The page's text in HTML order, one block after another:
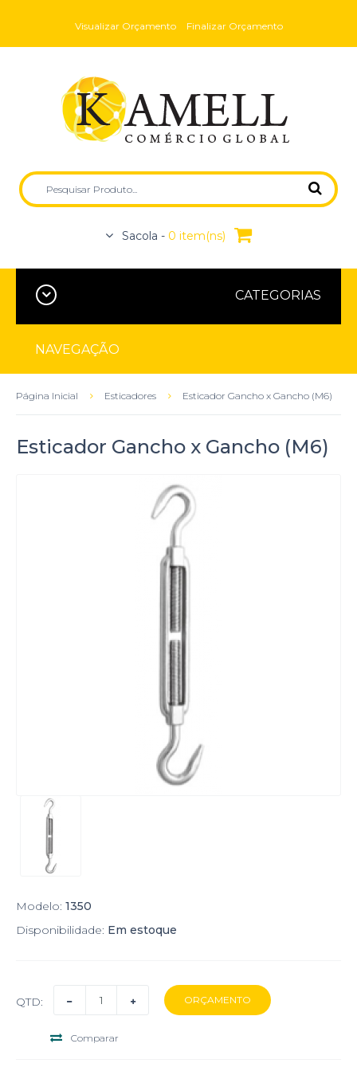
Visualizar Orçamento Finalizar Orçamento
Sacola - 0 item(ns)
CATEGORIAS
NAVEGAÇÃO
Página Inicial Esticadores Esticador Gancho x Gancho (M6)
Esticador Gancho x Gancho (M6)
Modelo: 1350
Disponibilidade: Em estoque
QTD:
Comparar